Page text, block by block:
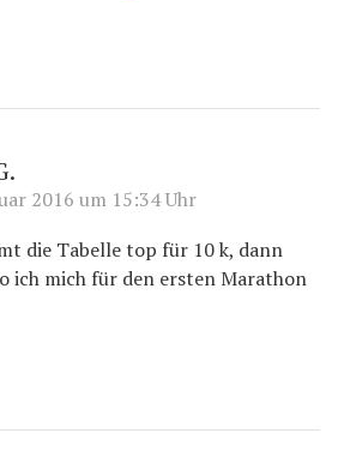
2016 um 15:34 Uhr
die Tabelle top für 10 k, dann
ich mich für den ersten Marathon